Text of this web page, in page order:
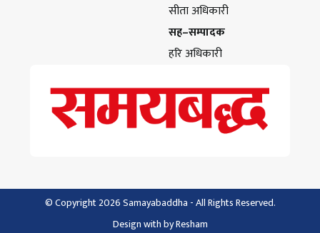
सीता अधिकारी
सह–सम्पादक
हरि अधिकारी
© Copyright 2026 Samayabaddha - All Rights Reserved.
Design withbyResham